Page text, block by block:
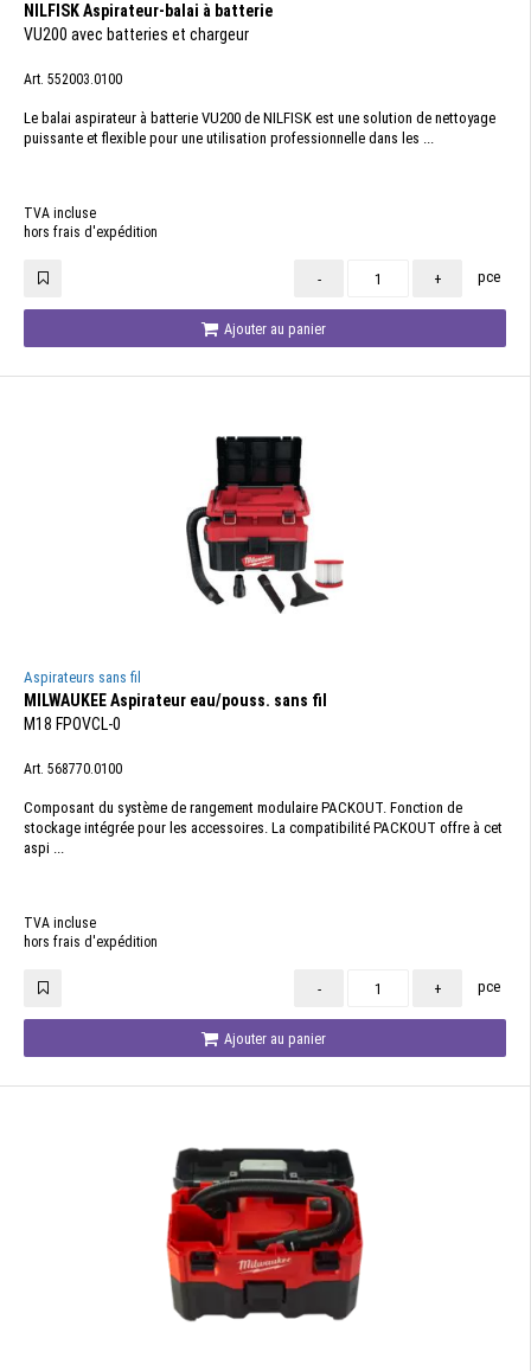
NILFISK Aspirateur-balai à batterie
VU200 avec batteries et chargeur
Art. 552003.0100
Le balai aspirateur à batterie VU200 de NILFISK est une solution de nettoyage
puissante et flexible pour une utilisation professionnelle dans les ...
TVA incluse
hors frais d'expédition
- + pce
Ajouter au panier
Aspirateurs sans fil
MILWAUKEE Aspirateur eau/pouss. sans fil
M18 FPOVCL-0
Art. 568770.0100
Composant du système de rangement modulaire PACKOUT. Fonction de
stockage intégrée pour les accessoires. La compatibilité PACKOUT offre à cet
aspi ...
TVA incluse
hors frais d'expédition
- + pce
Ajouter au panier